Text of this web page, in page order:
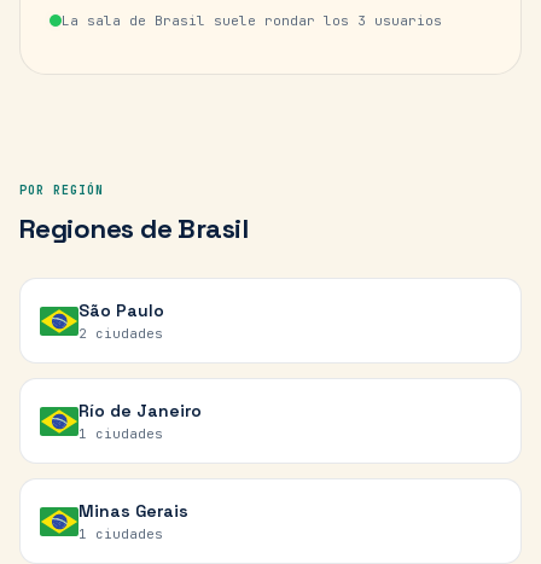
La sala de Brasil suele rondar los 3 usuarios
POR REGIÓN
Regiones de Brasil
São Paulo
2 ciudades
Río de Janeiro
1 ciudades
Minas Gerais
1 ciudades